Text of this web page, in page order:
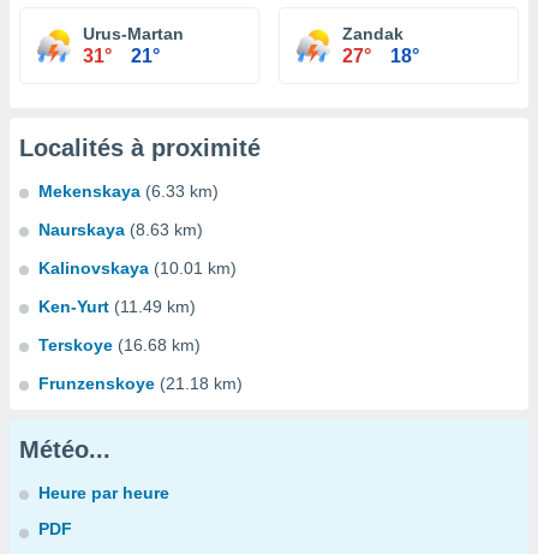
Urus-Martan
31° 21°
Zandak
27° 18°
Localités à proximité
Mekenskaya (6.33 km)
Naurskaya (8.63 km)
Kalinovskaya (10.01 km)
Ken-Yurt (11.49 km)
Terskoye (16.68 km)
Frunzenskoye (21.18 km)
Météo...
Heure par heure
PDF